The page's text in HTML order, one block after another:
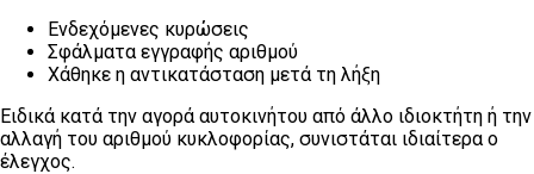
Ενδεχόμενες κυρώσεις
Σφάλματα εγγραφής αριθμού
Χάθηκε η αντικατάσταση μετά τη λήξη
Ειδικά κατά την αγορά αυτοκινήτου από άλλο ιδιοκτήτη ή την
αλλαγή του αριθμού κυκλοφορίας, συνιστάται ιδιαίτερα ο
έλεγχος.